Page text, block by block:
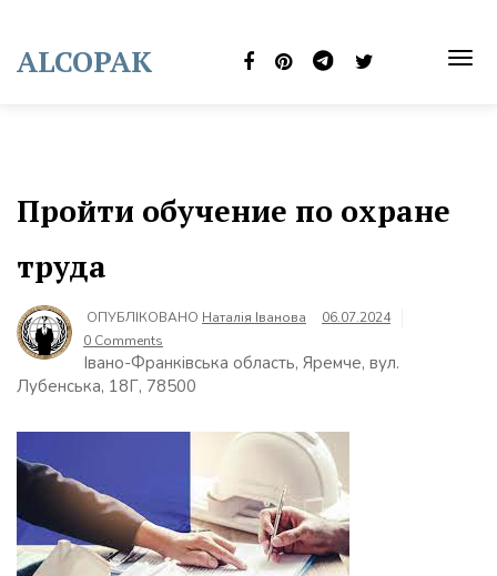
content
ALCOPAK
Пройти обучение по охране
труда
ОПУБЛІКОВАНО Наталія Іванова
06.07.2024
0 Comments
Івано-Франківська область, Яремче, вул.
Лубенська, 18Г, 78500